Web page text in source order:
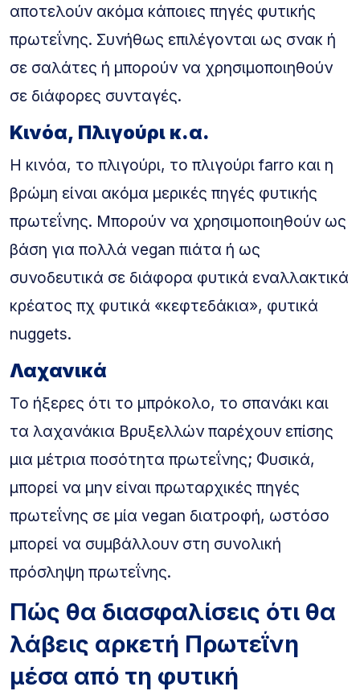
αποτελούν ακόμα κάποιες πηγές φυτικής
πρωτεΐνης. Συνήθως επιλέγονται ως σνακ ή
σε σαλάτες ή μπορούν να χρησιμοποιηθούν
σε διάφορες συνταγές.
Κινόα, Πλιγούρι κ.α.
Η κινόα, το πλιγούρι, το πλιγούρι farro και η
βρώμη είναι ακόμα μερικές πηγές φυτικής
πρωτεΐνης. Μπορούν να χρησιμοποιηθούν ως
βάση για πολλά vegan πιάτα ή ως
συνοδευτικά σε διάφορα φυτικά εναλλακτικά
κρέατος πχ φυτικά «κεφτεδάκια», φυτικά
nuggets.
Λαχανικά
Το ήξερες ότι το μπρόκολο, το σπανάκι και
τα λαχανάκια Βρυξελλών παρέχουν επίσης
μια μέτρια ποσότητα πρωτεΐνης; Φυσικά,
μπορεί να μην είναι πρωταρχικές πηγές
πρωτεΐνης σε μία vegan διατροφή, ωστόσο
μπορεί να συμβάλλουν στη συνολική
πρόσληψη πρωτεΐνης.
Πώς θα διασφαλίσεις ότι θα
λάβεις αρκετή Πρωτεΐνη
μέσα από τη φυτική